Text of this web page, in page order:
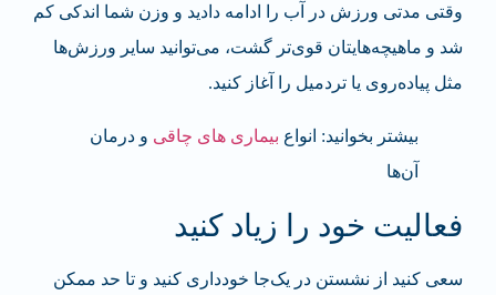
وقتی مدتی ورزش در آب را ادامه دادید و وزن شما اندکی کم
شد و ماهیچه‌هایتان قوی‌تر گشت، می‌توانید سایر‌ ورزش‌ها
مثل پیاده‌روی یا تردمیل را آغاز کنید.
بیشتر بخوانید: انواع بیماری های چاقی و درمان
آن‌ها
فعالیت خود را زیاد کنید
سعی کنید از نشستن در یک‌جا خودداری کنید و تا حد ممکن